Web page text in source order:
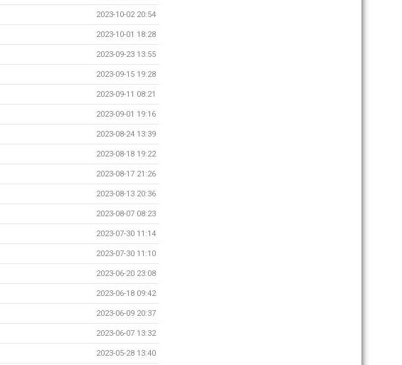
2023-10-02 20:54
2023-10-01 18:28
2023-09-23 13:55
2023-09-15 19:28
2023-09-11 08:21
2023-09-01 19:16
2023-08-24 13:39
2023-08-18 19:22
2023-08-17 21:26
2023-08-13 20:36
2023-08-07 08:23
2023-07-30 11:14
2023-07-30 11:10
2023-06-20 23:08
2023-06-18 09:42
2023-06-09 20:37
2023-06-07 13:32
2023-05-28 13:40